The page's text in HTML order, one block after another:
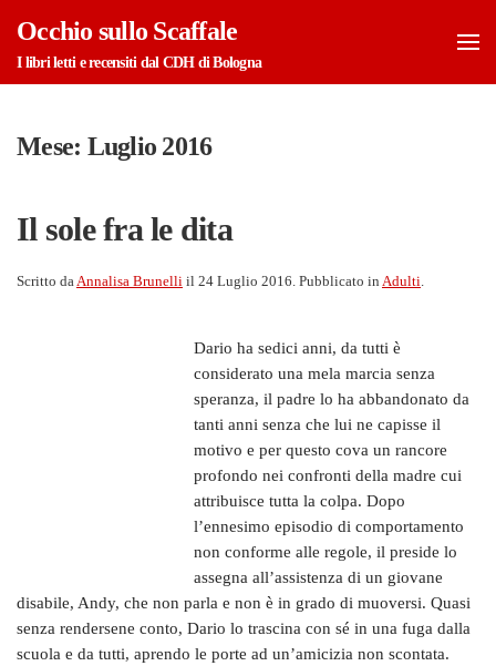
Skip to main content
Occhio sullo Scaffale
I libri letti e recensiti dal CDH di Bologna
Mese: Luglio 2016
Il sole fra le dita
Scritto daAnnalisa Brunelli il 24 Luglio 2016. Pubblicato in Adulti.
Dario ha sedici anni, da tutti è
considerato una mela marcia senza
speranza, il padre lo ha abbandonato da
tanti anni senza che lui ne capisse il
motivo e per questo cova un rancore
profondo nei confronti della madre cui
attribuisce tutta la colpa. Dopo
l’ennesimo episodio di comportamento
non conforme alle regole, il preside lo
assegna all’assistenza di un giovane
disabile, Andy, che non parla e non è in grado di muoversi. Quasi
senza rendersene conto, Dario lo trascina con sé in una fuga dalla
scuola e da tutti, aprendo le porte ad un’amicizia non scontata.